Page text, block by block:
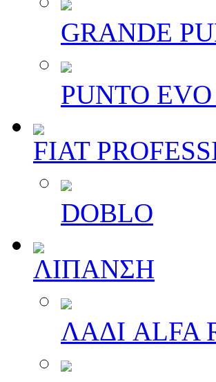
GRANDE
PUNTO
FIAT
DOBLO
ΛΙΠΑΝΣΗ
ΛΑΔΙ ALFA